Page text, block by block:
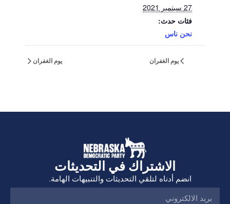
27 سبتمبر 2021
فئات حدث:
نحن ناس
يوم الغفران يوم الغفران
الاشتراك في التحديثات
انضم أدناه لتلقي التحديثات والتنبيهات الهامة.